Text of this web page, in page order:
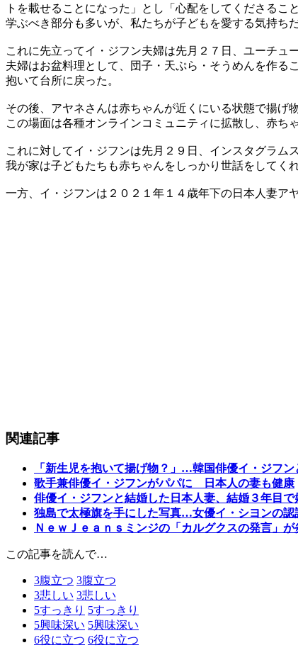
トを載せることになった」とし「心配をしてくださる
学ぶべき部分も多いが、私たちが子どもを愛する気持ち
これに先立ってイ・ジフン夫婦は先月２７日、ユーチュ
夫婦はお盆料理として、団子・天ぷら・そうめんを作る
抱いて台所に戻った。
その後、アヤネさんは赤ちゃんが近くにいる状態で揚げ
この場面は各種オンラインコミュニティに拡散し、赤ち
これに対してイ・ジフンは先月２９日、インスタグラム
我が家は子どもたちも赤ちゃんをしっかり世話をしてく
一方、イ・ジフンは２０２１年１４歳年下の日本人妻ア
関連記事
「新生児を抱いて揚げ物？」…韓国俳優イ・ジフ
歌手兼俳優イ・ジフンがパパに 日本人の妻も健康
俳優イ・ジフンと結婚した日本人妻、結婚３年目
独島で太極旗を手にした写真…女優イ・シヨンの
ＮｅｗＪｅａｎｓミンジの「カルグクスの発言」
この記事を読んで…
3腹立つ 3腹立つ
3悲しい 3悲しい
5すっきり 5すっきり
5興味深い 5興味深い
6役に立つ 6役に立つ